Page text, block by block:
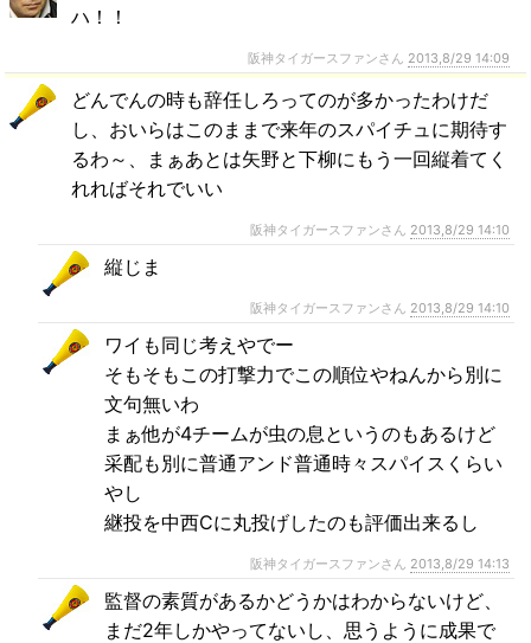
ハ！！
阪神タイガースファンさん 2013,8/29 14:09
どんでんの時も辞任しろってのが多かったわけだ
し、おいらはこのままで来年のスパイチュに期待す
るわ～、まぁあとは矢野と下柳にもう一回縦着てく
れればそれでいい
阪神タイガースファンさん 2013,8/29 14:10
縦じま
阪神タイガースファンさん 2013,8/29 14:10
ワイも同じ考えやでー
そもそもこの打撃力でこの順位やねんから別に
文句無いわ
まぁ他が4チームが虫の息というのもあるけど
采配も別に普通アンド普通時々スパイスくらい
やし
継投を中西Cに丸投げしたのも評価出来るし
阪神タイガースファンさん 2013,8/29 14:13
監督の素質があるかどうかはわからないけど、
まだ2年しかやってないし、思うように成果で